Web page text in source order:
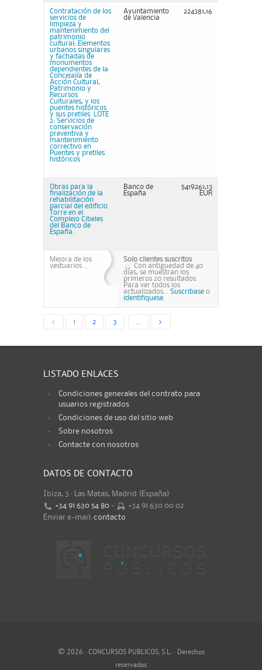
Contratación de los
servicios de
limpieza y
mantenimiento del
patrimonio
cultural: Elementos
urbanos singulares
y fachadas de
monumentos
dependientes de la
Concejalía de
Acción Cultural,
Patrimonio y
Recursos
Culturales, y los
puentes históricos
y sus pretiles. LOTE
2: Servicios de
conservación
preventiva y
mantenimiento
correctivo en
Puentes y pretiles
históricos
Ayuntamiento
de Valencia
224381,16
Obras para la
finalización de la
rehabilitación
parcial del edificio
Torre en el
Complejo Cibeles
del Banco de
España.
Banco de
España
5419261,13
EUR
Mejora de los
vestuarios ...
Solo clientes suscritos
Con antiguedad de 40
días, se muestran los
primeros 20 resultados.
Para ver todos los
actualizados... Suscribase o
identifiquese.
< 1 2 3 >
LISTADO ENLACES
Condiciones generales del contrato para
usuarios registrados
Condiciones de uso del sitio web
Sobre nosotros
Contacte con nosotros
DATOS DE CONTACTO
Ibiza, 3 · Las Matas, Madrid (España)
+34 91 630 54 80 -
+34 91 630 00 02
Enviar e-mail: contacto
© 2026 · CONCURSOS PUBLICOS, S.L. · Derechos
reservados